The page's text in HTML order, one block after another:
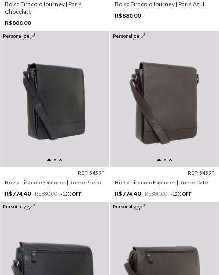
Bolsa Tiracolo Journey | Paris
Chocolate
R$880,00
Bolsa Tiracolo Journey | Paris Azul
R$880,00
Personalize
REF: 5459F
Bolsa Tiracolo Explorer | Rome Preto
R$774,40
R$880,00 -12%OFF
Personalize
REF: 5459F
Bolsa Tiracolo Explorer | Rome Café
R$774,40
R$880,00 -12%OFF
Personalize Personalize